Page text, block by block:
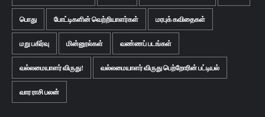
பொது போட்டிகளின் வெற்றியாளர்கள் மரபுக் கவிதைகள்
மறு பகிர்வு மின்னூல்கள் வண்ணப் படங்கள்
வல்லமையாளர் விருது! வல்லமையாளர் விருது பெற்றோரின் பட்டியல்
வார ராசி பலன்